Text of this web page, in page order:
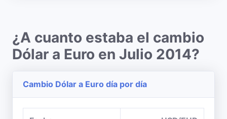
¿A cuanto estaba el cambio
Dólar a Euro en Julio 2014?
Cambio Dólar a Euro día por día